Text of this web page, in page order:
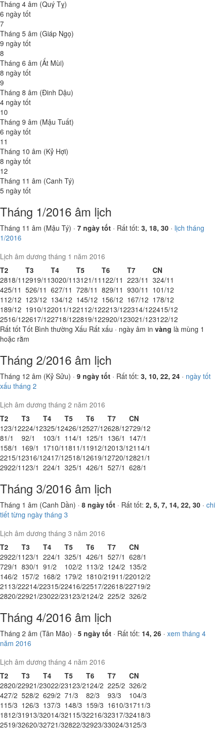
Tháng 4 âm (Quý Tỵ)
6 ngày tốt
7
Tháng 5 âm (Giáp Ngọ)
9 ngày tốt
8
Tháng 6 âm (Ất Mùi)
8 ngày tốt
9
Tháng 8 âm (Đinh Dậu)
4 ngày tốt
10
Tháng 9 âm (Mậu Tuất)
6 ngày tốt
11
Tháng 10 âm (Kỷ Hợi)
8 ngày tốt
12
Tháng 11 âm (Canh Tý)
5 ngày tốt
Tháng 1/2016 âm lịch
Tháng 11 âm (Mậu Tý) · 7 ngày tốt · Rất tốt: 3, 18, 30 · lịch tháng
1/2016
Lịch âm dương tháng 1 năm 2016
T2
T3 T4 T5 T6 T7
CN
2818/112919/113020/113121/11 122/11 223/11 324/11
425/11 526/11 627/11 728/11 829/11 930/11 101/12
112/12 123/12 134/12 145/12 156/12 167/12 178/12
189/12 1910/122011/1221 12/122213/122314/122415/12
2516/122617/122718/122819/122920/123021/123122/12
Rất tốt Tốt Bình thường Xấu Rất xấu · ngày âm in vàng là mùng 1
hoặc rằm
Tháng 2/2016 âm lịch
Tháng 12 âm (Kỷ Sửu) · 9 ngày tốt · Rất tốt: 3, 10, 22, 24 · ngày tốt
xấu tháng 2
Lịch âm dương tháng 2 năm 2016
T2
T3 T4 T5 T6 T7
CN
123/12224/12325/12426/12527/12628/12729/12
81/1 92/1 103/1 114/1 125/1 136/1 147/1
158/1 169/1 1710/1 1811/1 1912/12013/121 14/1
2215/12316/12417/12518/12619/12720/12821/1
2922/1 123/1 224/1 325/1 426/1 527/1 628/1
Tháng 3/2016 âm lịch
Tháng 1 âm (Canh Dần) · 8 ngày tốt · Rất tốt: 2, 5, 7, 14, 22, 30 · chi
tiết từng ngày tháng 3
Lịch âm dương tháng 3 năm 2016
T2
T3 T4 T5 T6 T7
CN
2922/1 123/1 224/1 325/1 426/1 527/1 628/1
729/1 830/1 91/2 102/2 113/2 124/2 135/2
146/2 157/2 168/2 179/2 1810/21911/22012/2
21 13/22214/22315/22416/22517/22618/22719/2
2820/22921/23022/23123/2124/2 225/2 326/2
Tháng 4/2016 âm lịch
Tháng 2 âm (Tân Mão) · 5 ngày tốt · Rất tốt: 14, 26 · xem tháng 4
năm 2016
Lịch âm dương tháng 4 năm 2016
T2
T3 T4 T5 T6 T7
CN
2820/22921/23022/23123/2124/2 225/2 326/2
427/2 528/2 629/2 71/3 82/3 93/3 104/3
115/3 126/3 137/3 148/3 159/3 1610/31711/3
1812/31913/32014/321 15/32216/32317/32418/3
2519/32620/32721/32822/32923/33024/3125/3